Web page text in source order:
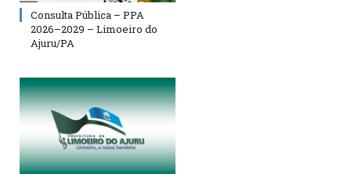
Consulta Pública – PPA
2026–2029 – Limoeiro do
Ajuru/PA